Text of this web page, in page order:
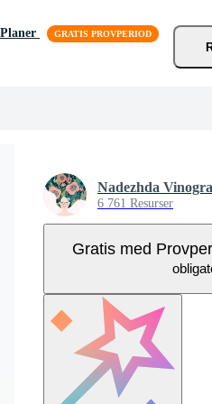
Planer
Nadezhda
6 761 Resurser
Gratis med